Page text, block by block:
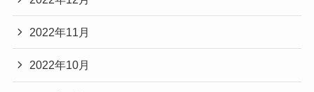
2022年11月
2022年10月